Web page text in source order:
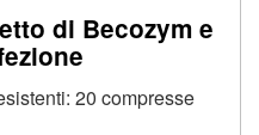
di Becozym e
20 compresse